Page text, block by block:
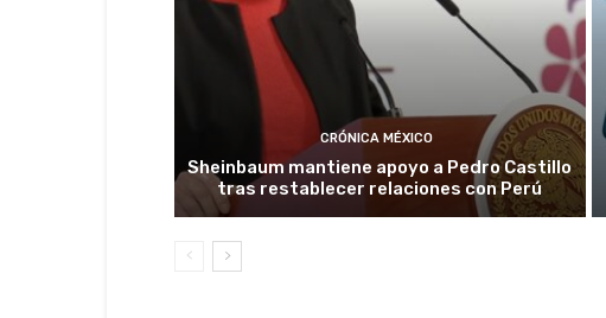
CRÓNICA MÉXICO
Sheinbaum mantiene apoyo a Pedro Castillo
tras restablecer relaciones con Perú